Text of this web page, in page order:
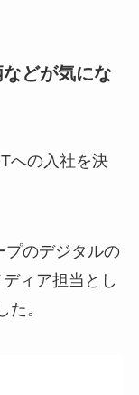
どが気にな
への入社を決
プのデジタルの
ィア担当とし
。